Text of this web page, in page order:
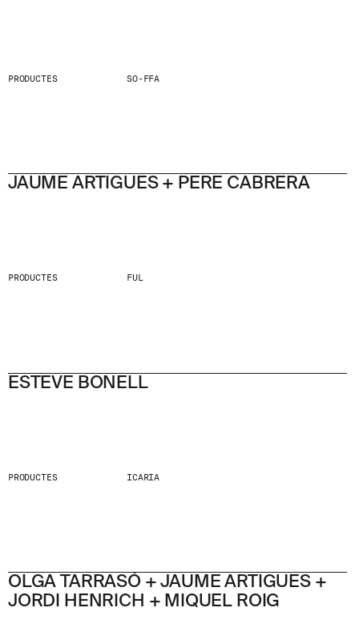
PRODUCTES SO-FFA
JAUME ARTIGUES + PERE CABRERA
PRODUCTES FUL
ESTEVE BONELL
PRODUCTES ICARIA
OLGA TARRASÓ + JAUME ARTIGUES +
JORDI HENRICH + MIQUEL ROIG